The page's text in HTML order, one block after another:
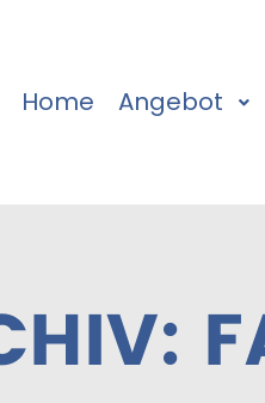
Home Angebot